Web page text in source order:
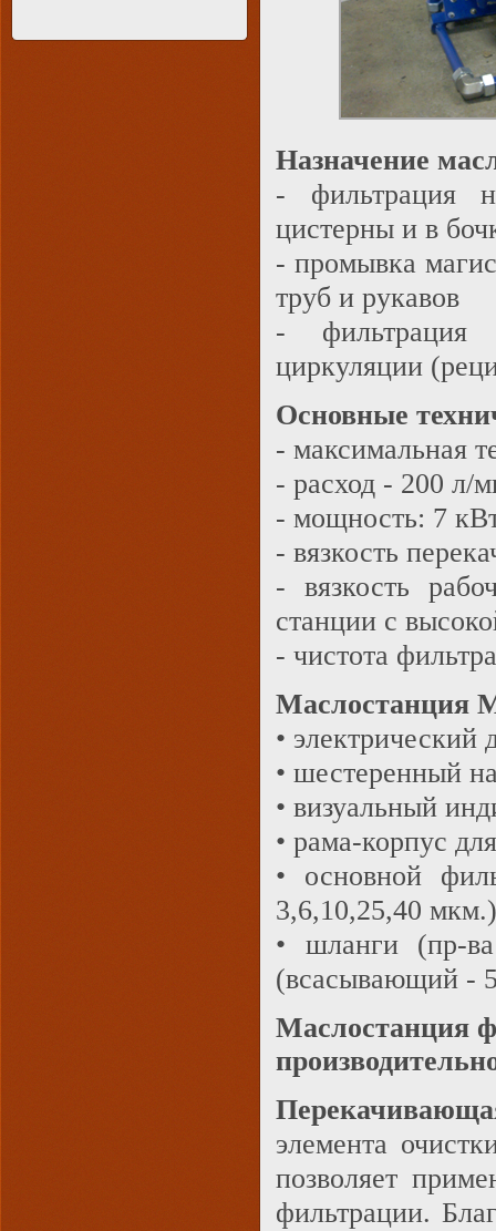
Назначение
- фильтрация
цистерны и в
- промывка
труб и рукавов
- фильтрация
циркуляции
Основные
- максимальная
- расход - 200 л/
- мощность: 7
- вязкость
- вязкость
станции с
- чистота
Маслостанция
•
• шестеренный
• визуальный
• рама-корпус
• основной
3,6,10,25,40 мкм.)
• шланги (пр-
(всасывающий -
Маслостанция
элемента
позволяет
фильтрации.